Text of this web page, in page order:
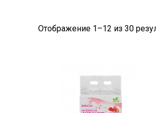
Отображение 1–12 из 30